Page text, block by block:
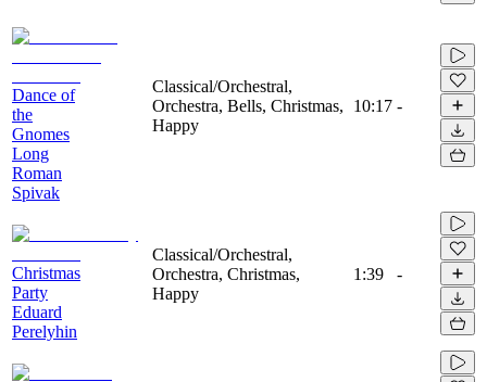
Dance of
the
Gnomes
Long
Roman
Spivak
Classical/Orchestral,
Orchestra, Bells, Christmas,
Happy
10:17 -
Christmas
Party
Eduard
Perelyhin
Classical/Orchestral,
Orchestra, Christmas,
Happy
1:39 -